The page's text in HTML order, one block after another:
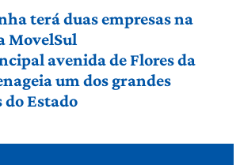
terá duas empresas na
MovelSul
avenida de Flores da
um dos grandes
Estado